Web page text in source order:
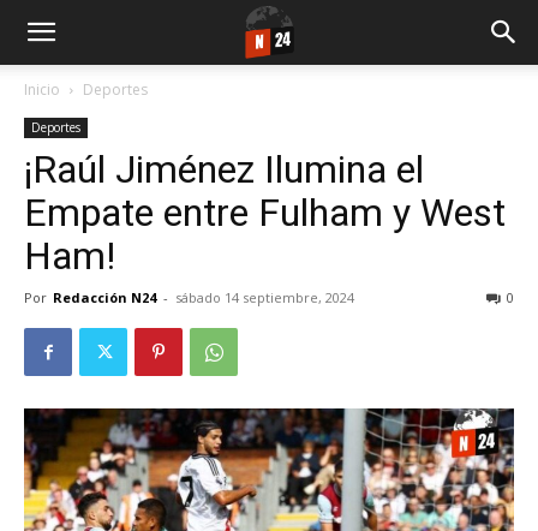
Inicio Deportes
Deportes
¡Raúl Jiménez Ilumina el
Empate entre Fulham y West
Ham!
Por Redacción N24 - sábado 14 septiembre, 2024 0